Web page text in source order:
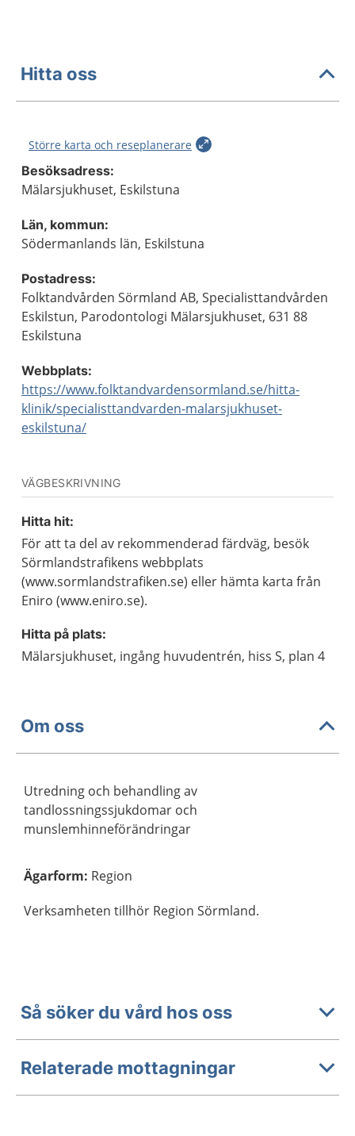
Hitta oss
Större karta och reseplanerare
Besöksadress:
Mälarsjukhuset, Eskilstuna
Län, kommun:
Södermanlands län, Eskilstuna
Postadress:
Folktandvården Sörmland AB, Specialisttandvården
Eskilstun, Parodontologi Mälarsjukhuset, 631 88
Eskilstuna
Webbplats:
https://www.folktandvardensormland.se/hitta-
klinik/specialisttandvarden-malarsjukhuset-
eskilstuna/
VÄGBESKRIVNING
Hitta hit:
För att ta del av rekommenderad färdväg, besök
Sörmlandstrafikens webbplats
(www.sormlandstrafiken.se) eller hämta karta från
Eniro (www.eniro.se).
Hitta på plats:
Mälarsjukhuset, ingång huvudentrén, hiss S, plan 4
Om oss
Utredning och behandling av
tandlossningssjukdomar och
munslemhinneförändringar
Ägarform: Region
Verksamheten tillhör Region Sörmland.
Så söker du vård hos oss
Relaterade mottagningar